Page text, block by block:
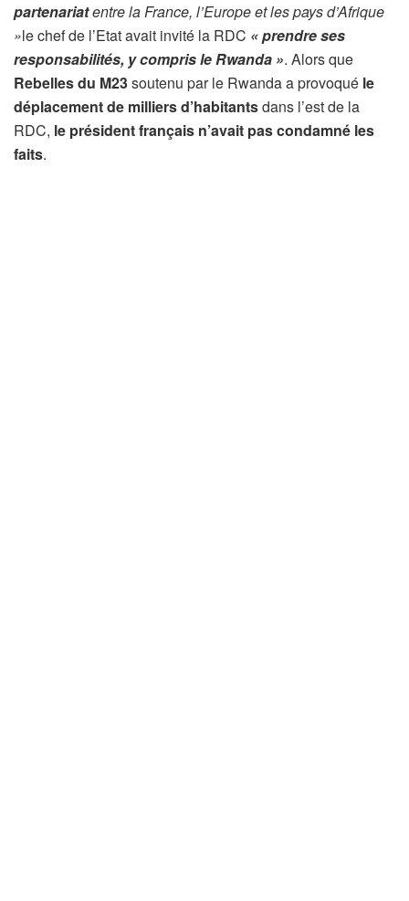
partenariatentre la France, l’Europe et les pays d’Afrique
»le chef de l’Etat avait invité la RDC « prendre ses
responsabilités, y compris le Rwanda ». Alors que
Rebelles du M23soutenu par le Rwanda a provoqué le
déplacement de milliers d’habitantsdans l’est de la
RDC, le président français n’avait pas condamné les
faits.